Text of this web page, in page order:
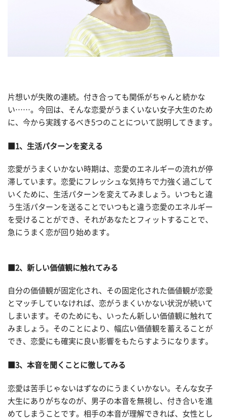
片想いが失敗の連続。付き合っても関係がちゃんと続かな
い……。今回は、そんな恋愛がうまくいない女子大生のため
に、今から実践するべき5つのことについて説明してきます。
■1、生活パターンを変える
恋愛がうまくいかない時期は、恋愛のエネルギーの流れが停
滞しています。恋愛にフレッシュな気持ちで力強く過ごして
いくために、生活パターンを変えてみましょう。いつもと違
う生活パターンを送ることでいつもと違う恋愛のエネルギー
を受けることができ、それがあなたとフィットすることで、
急にうまく恋が回り始めます。
■2、新しい価値観に触れてみる
自分の価値観が固定化され、その固定化された価値観が恋愛
とマッチしていなければ、恋がうまくいかない状況が続いて
しまいます。そのためにも、いったん新しい価値観に触れて
みましょう。そのことにより、幅広い価値観を蓄えることが
でき、恋愛にも確実に良い影響をもたらすようになります。
■3、本音を聞くことに徹してみる
恋愛は苦手じゃないはずなのにうまくいかない。そんな女子
大生にありがちなのが、男子の本音を無視し、付き合いを進
めてしまうことです。相手の本音が理解できれば、女性とし